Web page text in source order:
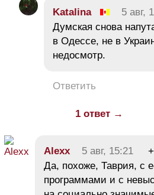
Katalina 5 авг,
Думская снова
в Одессе, не в
недосмотр.
Ответить
1 ответ →
Alexx 5 авг, 15:21
Да, похоже, Таврия, с
программами и с